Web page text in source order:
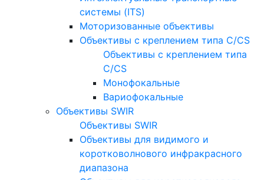
системы (ITS)
Моторизованные объективы
Объективы с креплением типа C/CS
Объективы с креплением типа
C/CS
Монофокальные
Вариофокальные
Объективы SWIR
Объективы SWIR
Объективы для видимого и
коротковолнового инфракрасного
диапазона